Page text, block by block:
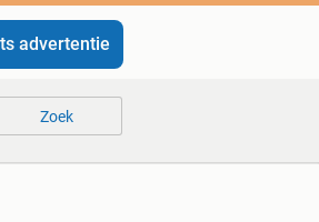
advertentie
Zoek